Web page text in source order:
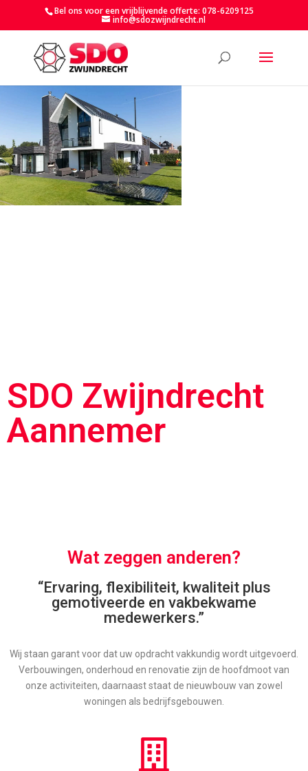
Bel ons voor een vrijblijvende offerte: 078-6209125
info@sdozwijndrecht.nl
SDO Zwijndrecht
Aannemer
Wat zeggen anderen?
“Ervaring, flexibiliteit, kwaliteit plus
gemotiveerde en vakbekwame
medewerkers.”
Wij staan garant voor dat uw opdracht vakkundig wordt uitgevoerd.
Verbouwingen, onderhoud en renovatie zijn de hoofdmoot van
onze activiteiten, daarnaast staat de nieuwbouw van zowel
woningen als bedrijfsgebouwen.